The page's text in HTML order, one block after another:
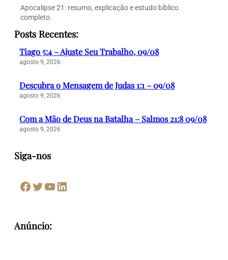
Apocalipse 21: resumo, explicação e estudo bíblico
completo.
Posts Recentes:
Tiago 5:4 – Ajuste Seu Trabalho, 09/08
agosto 9, 2026
Descubra o Mensagem de Judas 1:1 – 09/08
agosto 9, 2026
Com a Mão de Deus na Batalha – Salmos 21:8 09/08
agosto 9, 2026
Siga-nos
Facebook Twitter Youtube LinkedIn
Anúncio: